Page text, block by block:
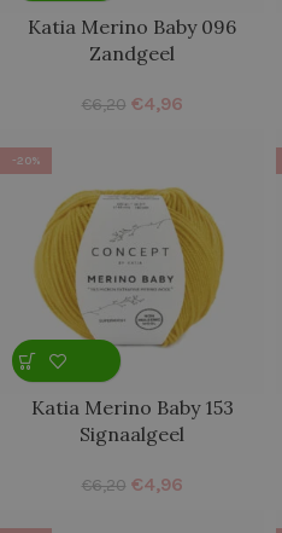
Katia Merino Baby 096
Zandgeel
€6,20 €4,96
-20%
Katia Merino Baby 153
Signaalgeel
€6,20 €4,96